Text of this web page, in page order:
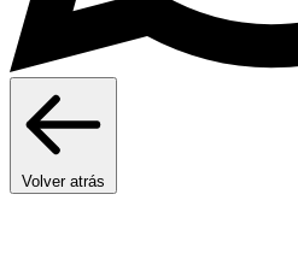
Volver atrás